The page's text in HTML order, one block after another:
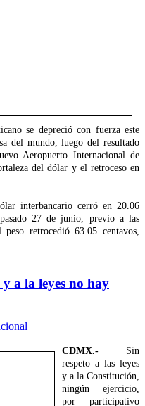
se depreció con fuerza este
del mundo, luego del resultado
Aeropuerto Internacional de
del dólar y el retroceso en
interbancario cerró en 20.06
27 de junio, previo a las
retrocedió 63.05 centavos,
a la leyes no hay
CDMX.- Sin
respeto a las leyes
y a la Constitución,
ningún ejercicio,
por participativo